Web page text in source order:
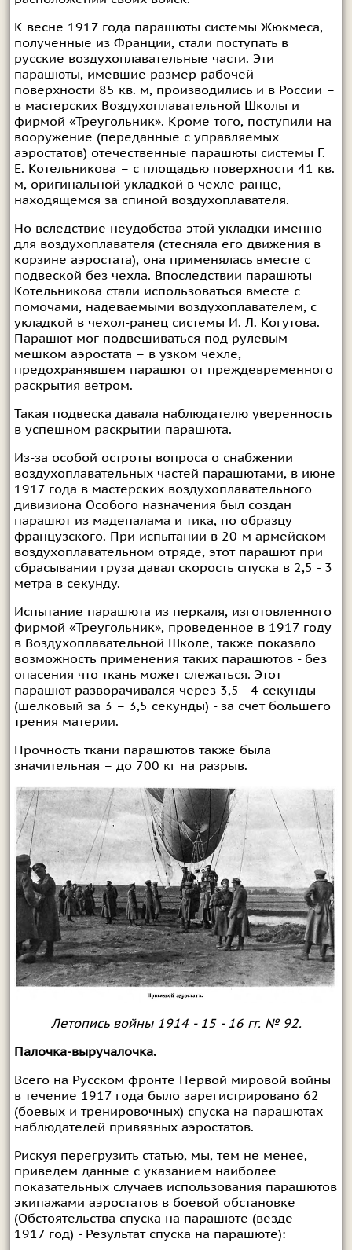
К весне 1917 года парашюты системы Жюкмеса,
полученные из Франции, стали поступать в
русские воздухоплавательные части. Эти
парашюты, имевшие размер рабочей
поверхности 85 кв. м, производились и в России –
в мастерских Воздухоплавательной Школы и
фирмой «Треугольник». Кроме того, поступили на
вооружение (переданные с управляемых
аэростатов) отечественные парашюты системы Г.
Е. Котельникова – с площадью поверхности 41 кв.
м, оригинальной укладкой в чехле-ранце,
находящемся за спиной воздухоплавателя.
Но вследствие неудобства этой укладки именно
для воздухоплавателя (стесняла его движения в
корзине аэростата), она применялась вместе с
подвеской без чехла. Впоследствии парашюты
Котельникова стали использоваться вместе с
помочами, надеваемыми воздухоплавателем, с
укладкой в чехол-ранец системы И. Л. Когутова.
Парашют мог подвешиваться под рулевым
мешком аэростата – в узком чехле,
предохранявшем парашют от преждевременного
раскрытия ветром.
Такая подвеска давала наблюдателю уверенность
в успешном раскрытии парашюта.
Из-за особой остроты вопроса о снабжении
воздухоплавательных частей парашютами, в июне
1917 года в мастерских воздухоплавательного
дивизиона Особого назначения был создан
парашют из мадепалама и тика, по образцу
французского. При испытании в 20-м армейском
воздухоплавательном отряде, этот парашют при
сбрасывании груза давал скорость спуска в 2,5 - 3
метра в секунду.
Испытание парашюта из перкаля, изготовленного
фирмой «Треугольник», проведенное в 1917 году
в Воздухоплавательной Школе, также показало
возможность применения таких парашютов - без
опасения что ткань может слежаться. Этот
парашют разворачивался через 3,5 - 4 секунды
(шелковый за 3 – 3,5 секунды) - за счет большего
трения материи.
Прочность ткани парашютов также была
значительная – до 700 кг на разрыв.
Летопись войны 1914 - 15 - 16 гг. № 92.
Палочка-выручалочка.
Всего на Русском фронте Первой мировой войны
в течение 1917 года было зарегистрировано 62
(боевых и тренировочных) спуска на парашютах
наблюдателей привязных аэростатов.
Рискуя перегрузить статью, мы, тем не менее,
приведем данные с указанием наиболее
показательных случаев использования парашютов
экипажами аэростатов в боевой обстановке
(Обстоятельства спуска на парашюте (везде –
1917 год) - Результат спуска на парашюте):